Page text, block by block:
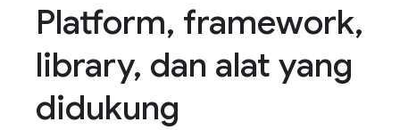
Platform, framework,
library, dan alat yang
didukung